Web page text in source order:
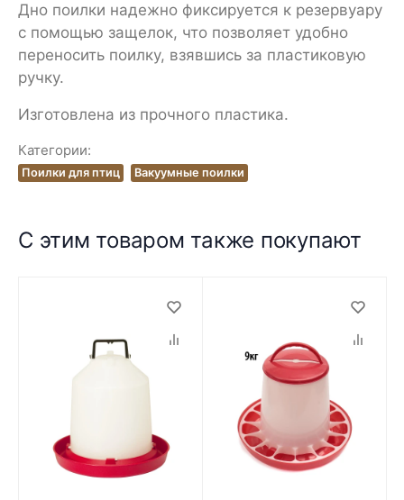
Дно поилки надежно фиксируется к резервуару
с помощью защелок, что позволяет удобно
переносить поилку, взявшись за пластиковую
ручку.
Изготовлена из прочного пластика.
Категории:
Поилки для птиц Вакуумные поилки
С этим товаром также покупают